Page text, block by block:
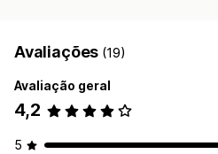
Avaliações (19)
Avaliação geral
4,2
5